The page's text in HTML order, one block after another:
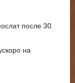
после 30.
на